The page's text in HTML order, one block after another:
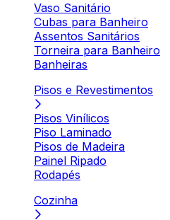
Vaso Sanitário
Cubas para Banheiro
Assentos Sanitários
Torneira para Banheiro
Banheiras
Pisos e Revestimentos
Pisos Vinílicos
Piso Laminado
Pisos de Madeira
Painel Ripado
Rodapés
Cozinha